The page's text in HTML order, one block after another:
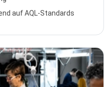
auf AQL-Standards